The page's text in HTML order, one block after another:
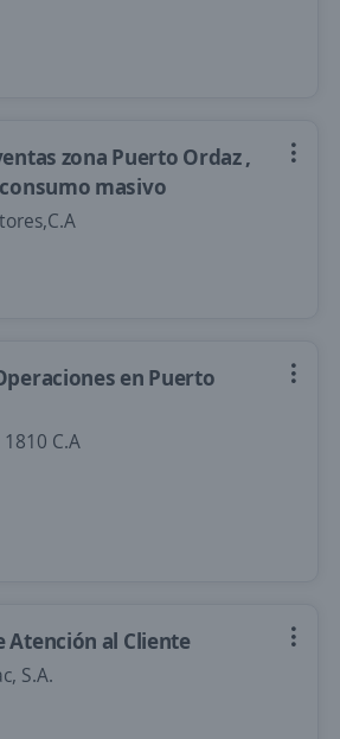
zona Puerto Ordaz ,
masivo
en Puerto
C.A
Atención al Cliente
S.A.